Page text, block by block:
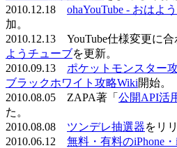
2010.12.18 ohaYouTube - おはよ
加。
2010.12.13 YouTube仕様変更に合
ようチューブを更新。
2010.09.13 ポケットモンスター
ブラックホワイト攻略Wiki開始。
2010.08.05 ZAPA著「 公開API活
た。
2010.08.08 ツンデレ抽選器をリ
2010.06.12 無料・有料のiPhone